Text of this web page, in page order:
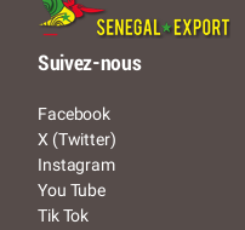
Suivez-nous
Facebook
X (Twitter)
Instagram
You Tube
Tik Tok